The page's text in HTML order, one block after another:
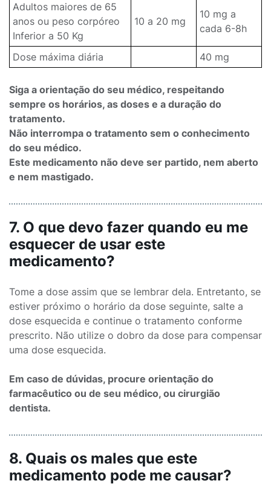
Adultos maiores de 65
anos ou peso corpóreo
Inferior a 50 Kg
10 a 20 mg
10 mg a
cada 6-8h
Dose máxima diária 40 mg
Siga a orientação do seu médico, respeitando
sempre os horários, as doses e a duração do
tratamento.
Não interrompa o tratamento sem o conhecimento
do seu médico.
Este medicamento não deve ser partido, nem aberto
e nem mastigado.
7. O que devo fazer quando eu me
esquecer de usar este
medicamento?
Tome a dose assim que se lembrar dela. Entretanto, se
estiver próximo o horário da dose seguinte, salte a
dose esquecida e continue o tratamento conforme
prescrito. Não utilize o dobro da dose para compensar
uma dose esquecida.
Em caso de dúvidas, procure orientação do
farmacêutico ou de seu médico, ou cirurgião
dentista.
8. Quais os males que este
medicamento pode me causar?